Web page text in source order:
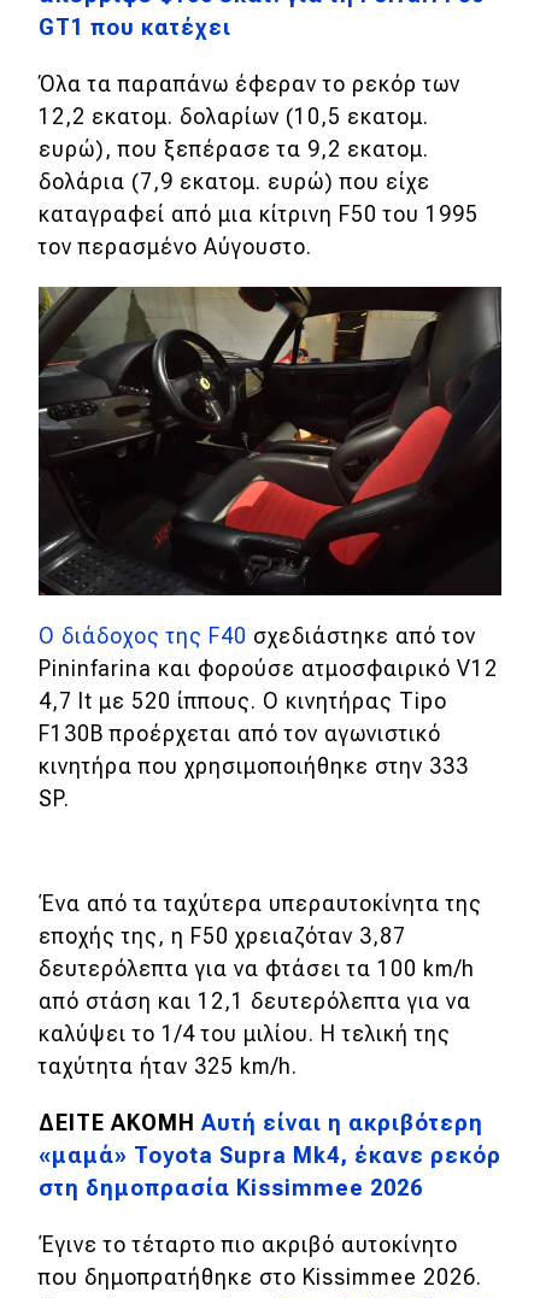
eDRIVE
DRIVE USED
GT1 που κατέχει
Όλα τα παραπάνω έφεραν το ρεκόρ των
12,2 εκατομ. δολαρίων (10,5 εκατομ.
ευρώ), που ξεπέρασε τα 9,2 εκατομ.
δολάρια (7,9 εκατομ. ευρώ) που είχε
καταγραφεί από μια κίτρινη F50 του 1995
τον περασμένο Αύγουστο.
Ο διάδοχος της F40 σχεδιάστηκε από τον
Pininfarina και φορούσε ατμοσφαιρικό V12
4,7 lt με 520 ίππους. Ο κινητήρας Tipo
F130B προέρχεται από τον αγωνιστικό
κινητήρα που χρησιμοποιήθηκε στην 333
SP.
Ένα από τα ταχύτερα υπεραυτοκίνητα της
εποχής της, η F50 χρειαζόταν 3,87
δευτερόλεπτα για να φτάσει τα 100 km/h
από στάση και 12,1 δευτερόλεπτα για να
καλύψει το 1/4 του μιλίου. Η τελική της
ταχύτητα ήταν 325 km/h.
ΔΕΙΤΕ ΑΚΟΜΗ Αυτή είναι η ακριβότερη
«μαμά» Toyota Supra Mk4, έκανε ρεκόρ
στη δημοπρασία Kissimmee 2026
Έγινε το τέταρτο πιο ακριβό αυτοκίνητο
που δημοπρατήθηκε στο Kissimmee 2026.